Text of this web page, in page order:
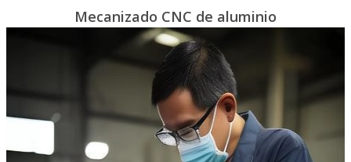
Mecanizado CNC de aluminio